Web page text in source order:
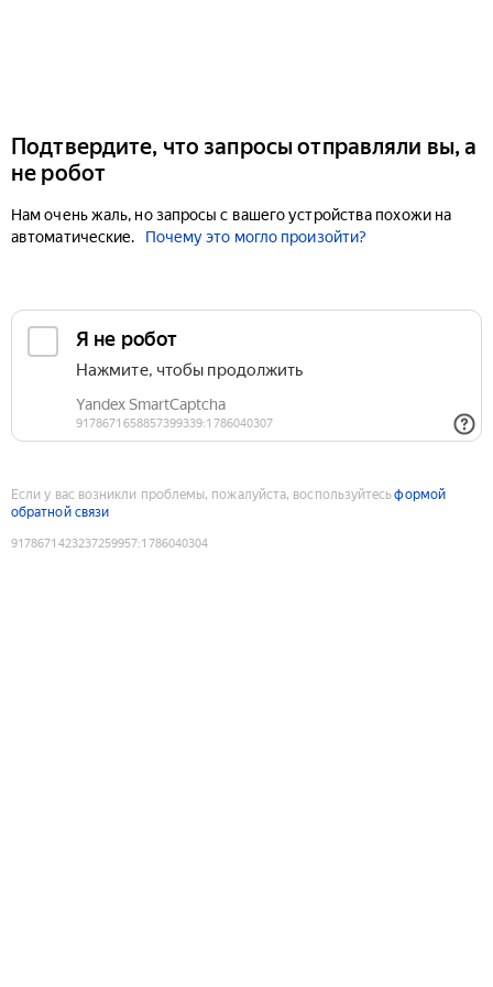
Подтвердите, что запросы отправляли вы, а
не робот
Нам очень жаль, но запросы с вашего устройства похожи на
автоматические.
Почему это могло произойти?
Если у вас возникли проблемы, пожалуйста, воспользуйтесьформой
обратной связи
9178671423237259957:1786040304